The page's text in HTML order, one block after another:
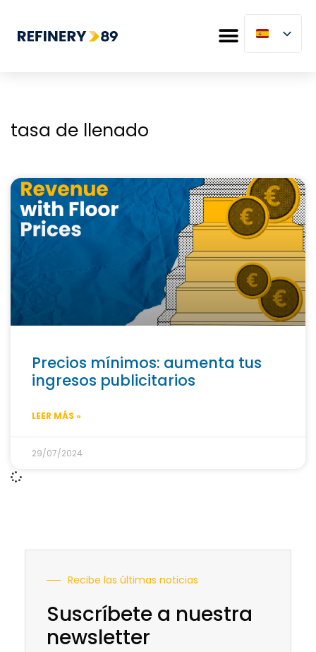
tasa de llenado
Precios mínimos: aumenta tus
ingresos publicitarios
LEER MÁS »
29/07/2024
Recibe las últimas noticias
Suscríbete a nuestra
newsletter